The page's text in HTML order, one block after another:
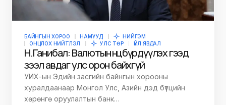
БАЙНГЫН ХОРОО НАМУУД
НИЙГЭМ
ОНЦЛОХ НИЙТЛЭЛ
УЛС ТӨР ҮЙЛ ЯВДАЛ
Н.Ганибал: Валютын нөөцөө бүрдүүлэх гээд
зээл авдаг улс орон байхгүй
УИХ-ын Эдийн засгийн байнгын хорооны
хуралдаанаар Монгол Улс, Азийн дэд бүтцийн
хөрөнгө оруулалтын банк…